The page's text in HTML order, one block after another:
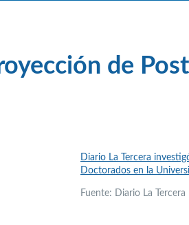
de
Diario La Tercera
Doctorados en la
Fuente: Diario La Tercera